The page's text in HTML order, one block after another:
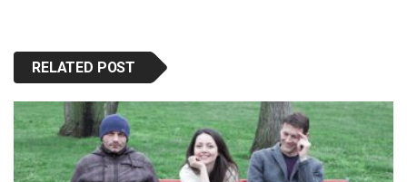
RELATED POST